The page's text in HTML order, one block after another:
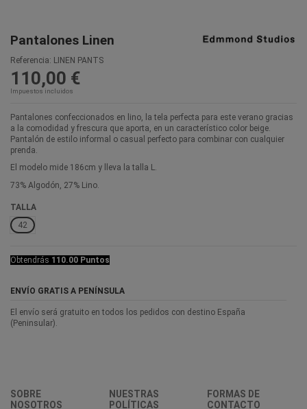
Pantalones Linen
Referencia: LINEN PANTS
110,00 €
Impuestos incluidos
Pantalones confeccionados en lino, la tela perfecta para este verano gracias
a la comodidad y frescura que aporta, en un característico color beige.
Pantalón de estilo informal o casual perfecto para combinar con cualquier
prenda.
El modelo mide 186cm y lleva la talla L.
73% Algodón, 27% Lino.
TALLA
42
Obtendrás 110.00 Puntos
ENVÍO GRATIS A PENÍNSULA
El envío será gratuito en todos los pedidos con destino España
(Peninsular).
SOBRE
NOSOTROS
NUESTRAS
POLÍTICAS
FORMAS DE
CONTACTO